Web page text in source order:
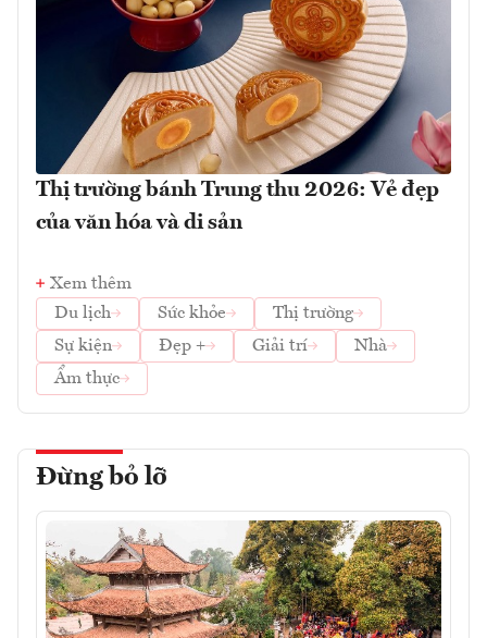
Thị trường bánh Trung thu 2026: Vẻ đẹp
của văn hóa và di sản
Xem thêm
Du lịch
Sức khỏe
Thị trường
Sự kiện
Đẹp + Giải trí
Nhà
Ẩm thực
Đừng bỏ lỡ